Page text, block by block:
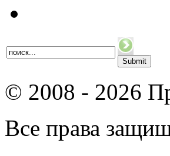
© 2008 - 2026
Все права